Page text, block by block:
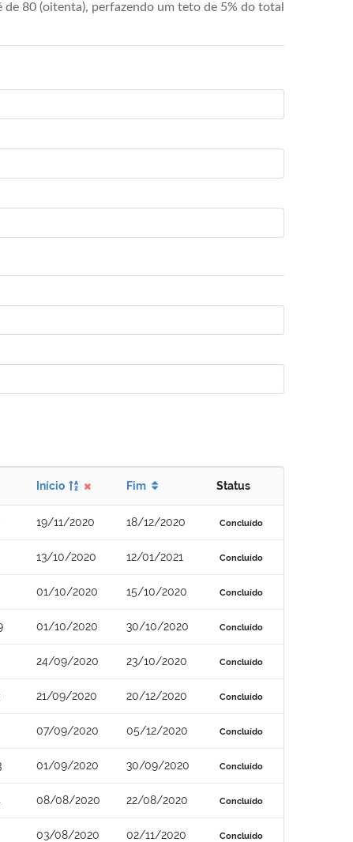
80 (oitenta), perfazendo um teto de 5% do total
Início Fim Status
19/11/2020 18/12/2020 Concluído
13/10/2020 12/01/2021 Concluído
01/10/2020 15/10/2020 Concluído
01/10/2020 30/10/2020 Concluído
24/09/2020 23/10/2020 Concluído
21/09/2020 20/12/2020 Concluído
07/09/2020 05/12/2020 Concluído
01/09/2020 30/09/2020 Concluído
08/08/2020 22/08/2020 Concluído
03/08/2020 02/11/2020 Concluído